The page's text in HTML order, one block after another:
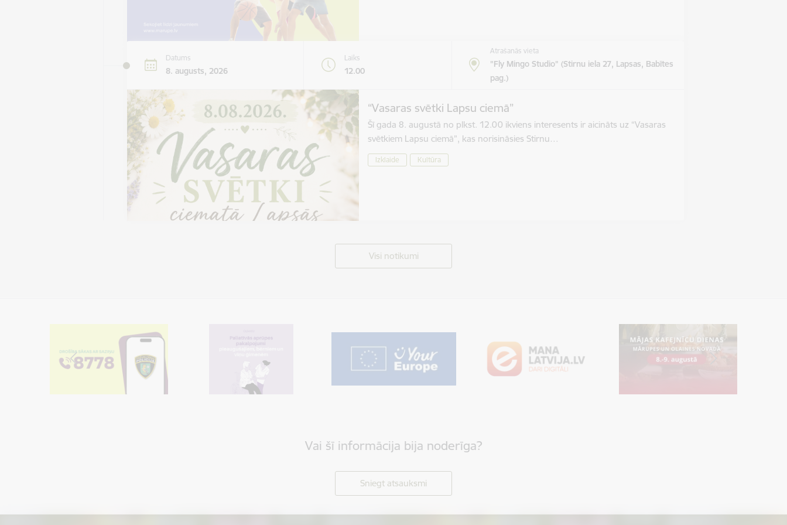
Datums
8. augusts, 2026
Laiks
12.00
Atrašanās vieta
"Fly Mingo Studio" (Stirnu iela 27, Lapsas, Babītes
pag.)
“Vasaras svētki Lapsu ciemā”
Šī gada 8. augustā no plkst. 12.00 ikviens interesents ir aicināts uz “Vasaras
svētkiem Lapsu ciemā”, kas norisināsies Stirnu…
Izklaide Kultūra
Visi notikumi
Vai šī informācija bija noderīga?
Sniegt atsauksmi